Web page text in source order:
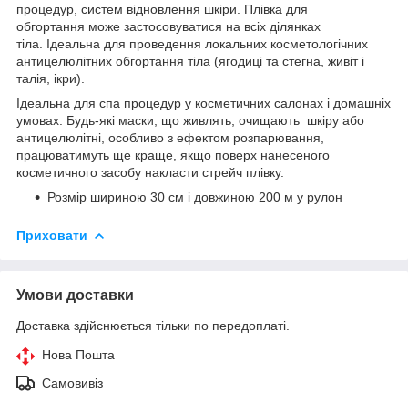
процедур, систем відновлення шкіри. Плівка для
обгортання може застосовуватися на всіх ділянках
тіла. Ідеальна для проведення локальних косметологічних
антицелюлітних обгортання тіла (ягодиці та стегна, живіт і
талія, ікри).
Ідеальна для спа процедур у косметичних салонах і домашніх
умовах. Будь-які маски, що живлять, очищають шкіру або
антицелюлітні, особливо з ефектом розпарювання,
працюватимуть ще краще, якщо поверх нанесеного
косметичного засобу накласти стрейч плівку.
Розмір шириною 30 см і довжиною 200 м у рулон
Приховати
Умови доставки
Доставка здійснюється тільки по передоплаті.
Нова Пошта
Самовивіз